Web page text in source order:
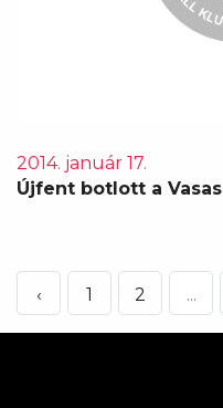
2014. január 17.
Újfent botlott a Vasas
‹ 1 2 ...